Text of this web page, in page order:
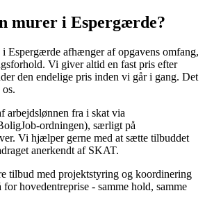
murer i Espergærde?
i Espergærde afhænger af opgavens omfang,
Vi giver altid en fast pris efter
den endelige pris inden vi går i gang. Det
arbejdslønnen fra i skat via
ordningen), særligt på
Vi hjælper gerne med at sætte tilbuddet
anerkendt af SKAT.
tilbud med projektstyring og koordinering
hovedentreprise - samme hold, samme